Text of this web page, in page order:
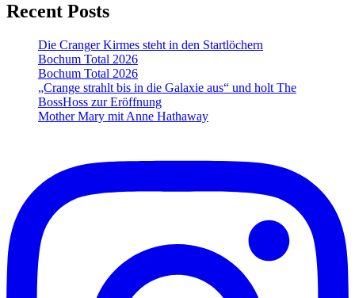
Recent Posts
Die Cranger Kirmes steht in den Startlöchern
Bochum Total 2026
Bochum Total 2026
„Crange strahlt bis in die Galaxie aus“ und holt The
BossHoss zur Eröffnung
Mother Mary mit Anne Hathaway